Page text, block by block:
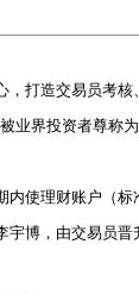
，打造交易员考
业界投资者尊称为
内使理财账户（标
宇博，由交易员晋